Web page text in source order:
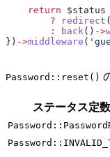
    return
$status
        ?
redirect
        :
back() ->
}) ->middleware (
Password::reset()
ステータス定数